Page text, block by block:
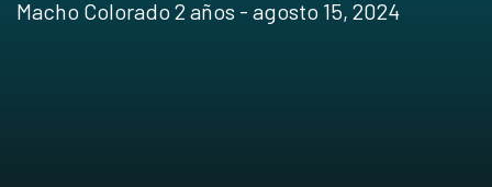
Macho Colorado 2 años - agosto 15, 2024